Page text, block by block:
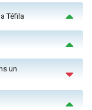
Téfila
un